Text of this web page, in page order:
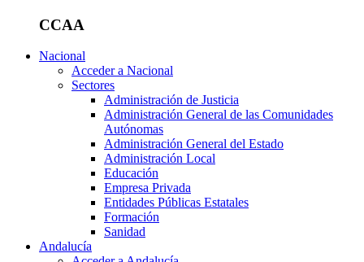
CCAA
Nacional
Acceder a Nacional
Sectores
Administración de Justicia
Administración General de las Comunidades
Autónomas
Administración General del Estado
Administración Local
Educación
Empresa Privada
Entidades Públicas Estatales
Formación
Sanidad
Andalucía